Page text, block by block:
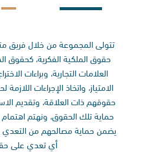
تتولى المجموعة من خلال فريق
حقوق الملكية الفكرية، كحقوق
العلامات التجارية، وبراءات
الامتياز، واتخاذ الإجراءات
حقوقهم ذات العلاقة، وتقديم
حماية تلك الحقوق، ونهتم
يضمن حماية مصالحهم من
أي تعدي على